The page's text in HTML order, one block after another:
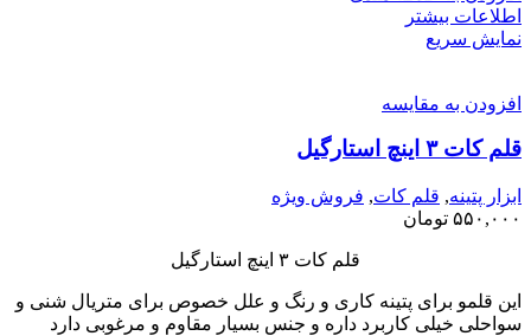
اطلاعات بیشتر
نمایش سریع
افزودن به مقایسه
قلم کات ۳ اینچ استارگیل
ابزار پتینه, قلم کات, فروش ویژه
۵۵۰,۰۰۰ تومان
قلم کات ۳ اینچ استارگیل
این قلمو برای پتینه کاری و رنگ و علل خصوص برای متریال شنی و
سواحلی خیلی کاربرد داره و جنس بسیار مقاوم و مرغوبی دارد